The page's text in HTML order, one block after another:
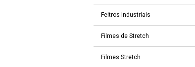
Feltros Industriais
Filmes de Stretch
Filmes Stretch